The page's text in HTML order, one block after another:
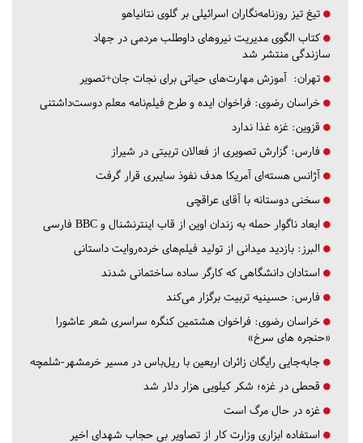
تیغ تیز روزنامه‌نگاران اسرائیلی بر گلوی نتانیاهو
کتاب الگوی مدیریت نیروهای داوطلب مردمی در جهاد
سازندگی منتشر شد
تهران: آموزش مهارت‌های حیاتی برای نجات جان+تصویر
خراسان رضوی: فراخوان ایده و طرح فیلم‌نامه معلم دوست‌داشتنی
قزوین: غزه غذا ندارد
فارس: گزارش تصویری از فعالان تربیتی در شیراز
آژانس هسته‌ای آمریکا هدف نفوذ سایبری قرار گرفت
سخنی دوستانه با آقای عراقچی
ابعاد ناگوار حمله به زندان اوین از قاب اینترنشنال و BBC فارسی
البرز: بازدید میدانی از تولید فیلم‌های خرده‌روایت داستانی
استادان دانشگاهی که کارگر ساده ساختمانی شدند
فارس: حسینیه تربیت برگزار می‌کند
خراسان رضوی: فراخوان هشتمین کنگره سراسری شعر عاشورا
«حنجره های سرخ»
جابه‌جایی رایگان زائران اربعین با ریل‌باس در مسیر خرمشهر-شلمچه
قحطی در غزه؛ شکر کیلویی هزار دلار شد
غزه در حال مرگ است
استفاده ابزاری وزارت کار از تصاویر بی حجاب شهدای اخیر